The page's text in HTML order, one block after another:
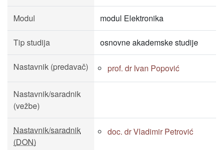
Modul modul Elektronika
Tip studija osnovne akademske studije
Nastavnik (predavač) prof. dr Ivan Popović
Nastavnik/saradnik
(vežbe)
Nastavnik/saradnik
(DON)
doc. dr Vladimir Petrović